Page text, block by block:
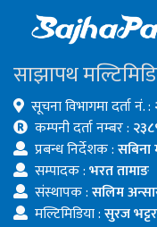
साझापथ
सूचना विभागमा दर्ता नं. :
कम्पनी दर्ता नम्बर :
प्रबन्ध निर्देशक :सबिना
सम्पादक :भरत तामाङ
संस्थापक :सलिम
मल्टिमिडिया :सुरज